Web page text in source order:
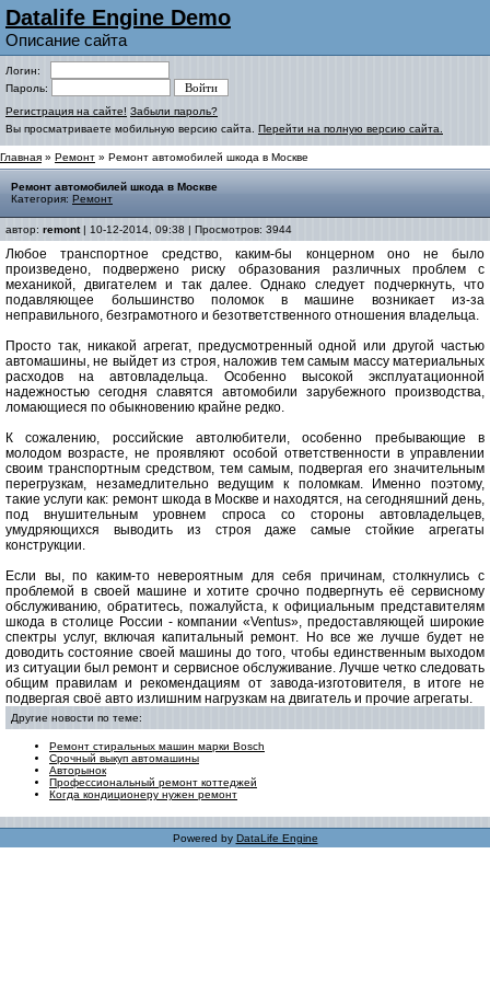
Datalife Engine Demo
Описание сайта
Логин:
Пароль:
Регистрация на сайте! Забыли пароль?
Вы просматриваете мобильную версию сайта. Перейти на полную версию сайта.
Главная » Ремонт » Ремонт автомобилей шкода в Москве
Ремонт автомобилей шкода в Москве
Категория: Ремонт
автор: remont| 10-12-2014, 09:38 | Просмотров: 3944
Любое транспортное средство, каким-бы концерном оно не было
произведено, подвержено риску образования различных проблем с
механикой, двигателем и так далее. Однако следует подчеркнуть, что
подавляющее большинство поломок в машине возникает из-за
неправильного, безграмотного и безответственного отношения владельца.
Просто так, никакой агрегат, предусмотренный одной или другой частью
автомашины, не выйдет из строя, наложив тем самым массу материальных
расходов на автовладельца. Особенно высокой эксплуатационной
надежностью сегодня славятся автомобили зарубежного производства,
ломающиеся по обыкновению крайне редко.
К сожалению, российские автолюбители, особенно пребывающие в
молодом возрасте, не проявляют особой ответственности в управлении
своим транспортным средством, тем самым, подвергая его значительным
перегрузкам, незамедлительно ведущим к поломкам. Именно поэтому,
такие услуги как: ремонт шкода в Москве и находятся, на сегодняшний день,
под внушительным уровнем спроса со стороны автовладельцев,
умудряющихся выводить из строя даже самые стойкие агрегаты
конструкции.
Если вы, по каким-то невероятным для себя причинам, столкнулись с
проблемой в своей машине и хотите срочно подвергнуть её сервисному
обслуживанию, обратитесь, пожалуйста, к официальным представителям
шкода в столице России - компании «Ventus», предоставляющей широкие
спектры услуг, включая капитальный ремонт. Но все же лучше будет не
доводить состояние своей машины до того, чтобы единственным выходом
из ситуации был ремонт и сервисное обслуживание. Лучше четко следовать
общим правилам и рекомендациям от завода-изготовителя, в итоге не
подвергая своё авто излишним нагрузкам на двигатель и прочие агрегаты.
Другие новости по теме:
Ремонт стиральных машин марки Bosch
Срочный выкуп автомашины
Авторынок
Профессиональный ремонт коттеджей
Когда кондиционеру нужен ремонт
Powered by DataLife Engine